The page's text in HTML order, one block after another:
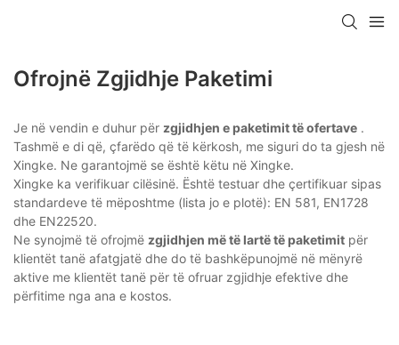
Ofrojnë Zgjidhje Paketimi
Je në vendin e duhur për zgjidhjen e paketimit të ofertave .
Tashmë e di që, çfarëdo që të kërkosh, me siguri do ta gjesh në
Xingke. Ne garantojmë se është këtu në Xingke.
Xingke ka verifikuar cilësinë. Është testuar dhe çertifikuar sipas
standardeve të mëposhtme (lista jo e plotë): EN 581, EN1728
dhe EN22520.
Ne synojmë të ofrojmë zgjidhjen më të lartë të paketimit për
klientët tanë afatgjatë dhe do të bashkëpunojmë në mënyrë
aktive me klientët tanë për të ofruar zgjidhje efektive dhe
përfitime nga ana e kostos.